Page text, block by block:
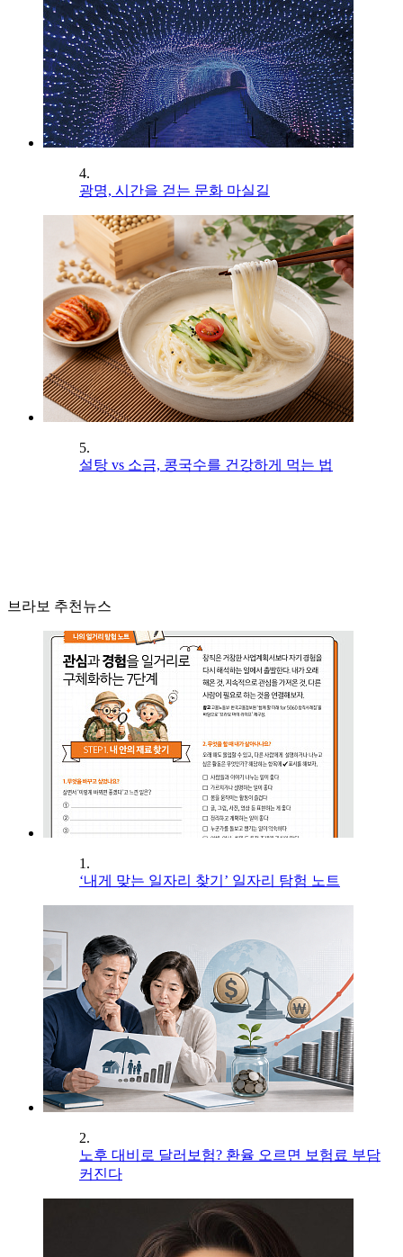
4.
광명, 시간을 걷는 문화 마실길
5.
설탕 vs 소금, 콩국수를 건강하게 먹는 법
브라보 추천뉴스
1.
‘내게 맞는 일자리 찾기’ 일자리 탐험 노트
2.
노후 대비로 달러보험? 환율 오르면 보험료 부담
커진다